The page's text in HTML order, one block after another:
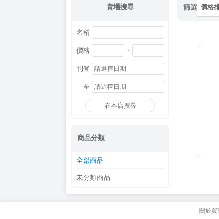
賣場搜尋
名稱
價格 ~
刊登
至
在本店搜尋
商品分類
全部商品
未分類商品
篩選 價格
關於買